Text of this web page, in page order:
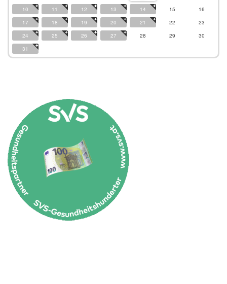
10
11 12 13 14 15
16
17
18 19 20 21 22
23
24
25 26 27 28 29
30
31